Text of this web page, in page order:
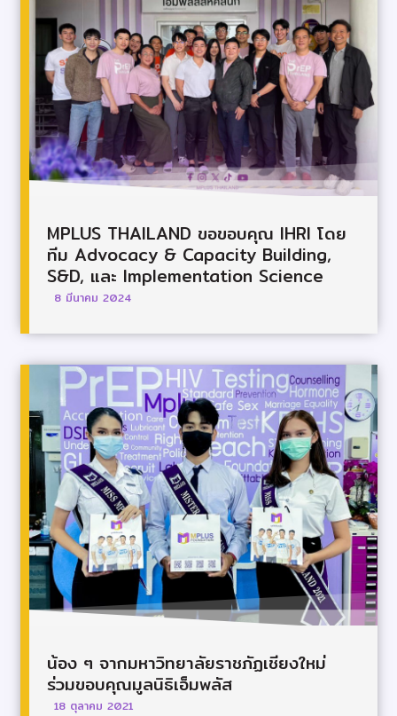
MPLUS THAILAND ขอขอบคุณ IHRI โดย
ทีม Advocacy & Capacity Building,
S&D, และ Implementation Science
8 มีนาคม 2024
น้อง ๆ จากมหาวิทยาลัยราชภัฏเชียงใหม่
ร่วมขอบคุณมูลนิธิเอ็มพลัส
18 ตุลาคม 2021